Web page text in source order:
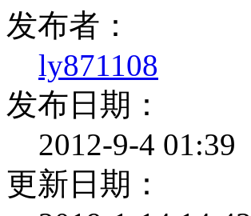
发布者：
ly871108
发布日期：
2012-9-4 01:39
更新日期：